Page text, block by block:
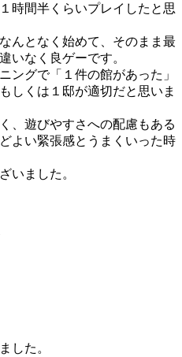
時間半くらいプレイしたと思
んとなく始めて、そのまま最
いなく良ゲーです。
ングで「１件の館があった」
しくは１邸が適切だと思いま
、遊びやすさへの配慮もある
よい緊張感とうまくいった時
いました。
した。